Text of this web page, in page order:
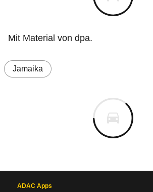
Mit Material von dpa.
Jamaika
ADAC Apps